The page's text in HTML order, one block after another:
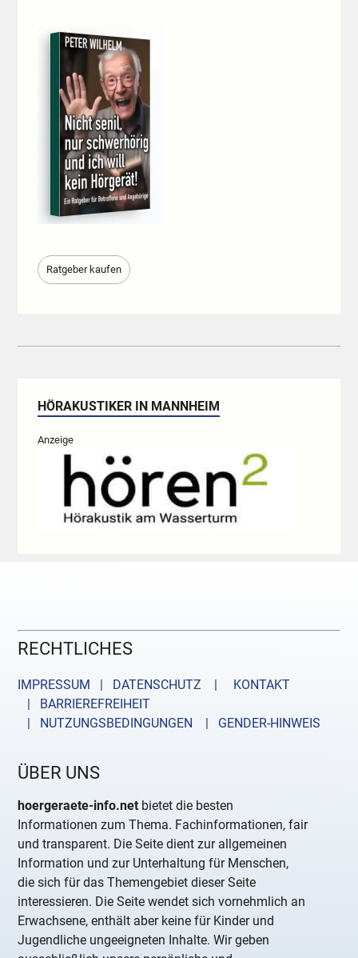
Ratgeber kaufen
HÖRAKUSTIKER IN MANNHEIM
Anzeige
RECHTLICHES
IMPRESSUM | DATENSCHUTZ |
KONTAKT
| BARRIEREFREIHEIT
| NUTZUNGSBEDINGUNGEN
| GENDER-HINWEIS
ÜBER UNS
hoergeraete-info.net bietet die besten
Informationen zum Thema. Fachinformationen, fair
und transparent. Die Seite dient zur allgemeinen
Information und zur Unterhaltung für Menschen,
die sich für das Themengebiet dieser Seite
interessieren. Die Seite wendet sich vornehmlich an
Erwachsene, enthält aber keine für Kinder und
Jugendliche ungeeigneten Inhalte. Wir geben